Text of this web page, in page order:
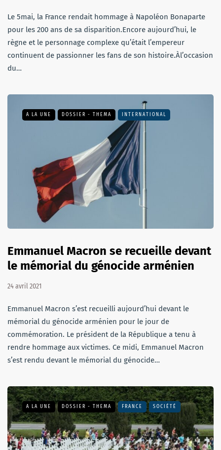
Le 5mai, la France rendait hommage à Napoléon Bonaparte
pour les 200 ans de sa disparition.Encore aujourd’hui, le
règne et le personnage complexe qu’était l’empereur
continuent de passionner les fans de son histoire.Àl’occasion
du…
A LA UNE DOSSIER - THEMA INTERNATIONAL
Emmanuel Macron se recueille devant
le mémorial du génocide arménien
24 avril 2021
Emmanuel Macron s’est recueilli aujourd’hui devant le
mémorial du génocide arménien pour le jour de
commémoration. Le président de la République a tenu à
rendre hommage aux victimes. Ce midi, Emmanuel Macron
s’est rendu devant le mémorial du génocide…
A LA UNE DOSSIER - THEMA FRANCE SOCIÉTÉ